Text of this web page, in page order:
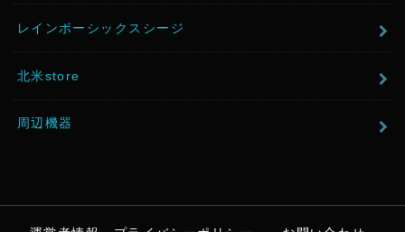
レインボーシックスシージ
北米store
周辺機器